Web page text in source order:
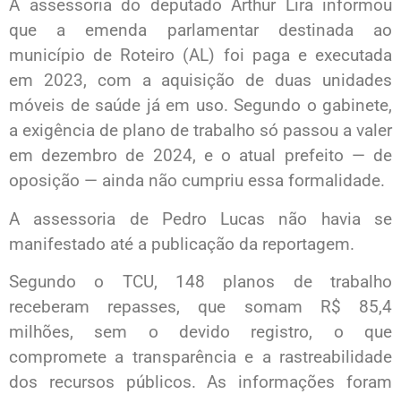
A assessoria do deputado Arthur Lira informou
que a emenda parlamentar destinada ao
município de Roteiro (AL) foi paga e executada
em 2023, com a aquisição de duas unidades
móveis de saúde já em uso. Segundo o gabinete,
a exigência de plano de trabalho só passou a valer
em dezembro de 2024, e o atual prefeito — de
oposição — ainda não cumpriu essa formalidade.
A assessoria de Pedro Lucas não havia se
manifestado até a publicação da reportagem.
Segundo o TCU, 148 planos de trabalho
receberam repasses, que somam R$ 85,4
milhões, sem o devido registro, o que
compromete a transparência e a rastreabilidade
dos recursos públicos. As informações foram